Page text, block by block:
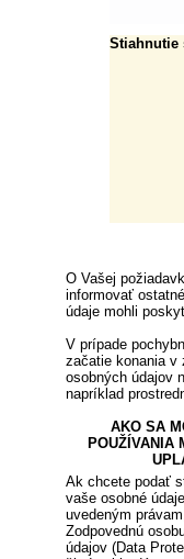
Stiahnutie
O Vašej
informovať
údaje mohli
V prípade
začatie konania v
osobných údajov
napríklad
AKO SA
POUŽÍVANIA
Ak chcete podať
vaše osobné
uvedeným
Zodpovednú
údajov (Data